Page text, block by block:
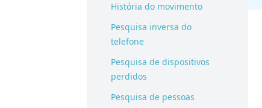
História do movimento
Pesquisa inversa do
telefone
Pesquisa de dispositivos
perdidos
Pesquisa de pessoas